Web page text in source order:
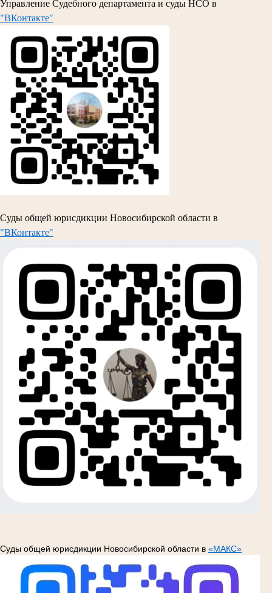
Управление Судебного департамента и суды НСО в
"ВКонтакте"
Суды общей юрисдикции Новосибирской области в
"ВКонтакте"
Суды общей юрисдикции Новосибирской области в «МАКС»